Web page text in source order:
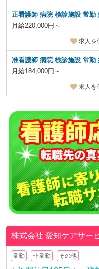
正看護師 病院 検診施設 常勤
月給220,000円～
求人を
准看護師 病院 検診施設 常勤
月給184,000円～
求人を
株式会社愛知ケアサー
常勤 非常勤 その他